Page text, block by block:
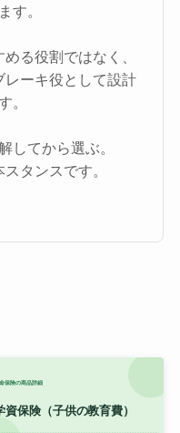
す。
る役割ではなく、
ーキ役として設計
。
してから選ぶ。
タンスです。